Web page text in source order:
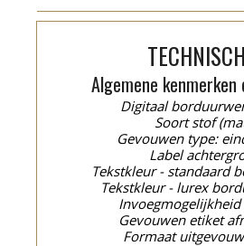
Algemene
Digitaal
Soort stof
Gevouwen type:
Label
Tekstkleur - standaard
Tekstkleur - lurex
Gevouwen etiket
Formaat